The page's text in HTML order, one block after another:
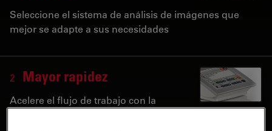
Seleccione el sistema de análisis de imágenes que
mejor se adapte a sus necesidades
2 Mayor rapidez
Acelere el flujo de trabajo con la